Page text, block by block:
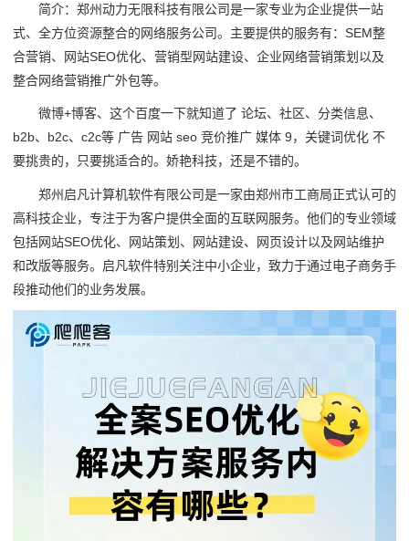
简介：郑州动力无限科技有限公司是一家专业为企业提供一站
式、全方位资源整合的网络服务公司。主要提供的服务有：SEM整
合营销、网站SEO优化、营销型网站建设、企业网络营销策划以及
整合网络营销推广外包等。
微博+博客、这个百度一下就知道了 论坛、社区、分类信息、
b2b、b2c、c2c等 广告 网站 seo 竞价推广 媒体 9，关键词优化 不
要挑贵的，只要挑适合的。娇艳科技，还是不错的。
郑州启凡计算机软件有限公司是一家由郑州市工商局正式认可的
高科技企业，专注于为客户提供全面的互联网服务。他们的专业领域
包括网站SEO优化、网站策划、网站建设、网页设计以及网站维护
和改版等服务。启凡软件特别关注中小企业，致力于通过电子商务手
段推动他们的业务发展。